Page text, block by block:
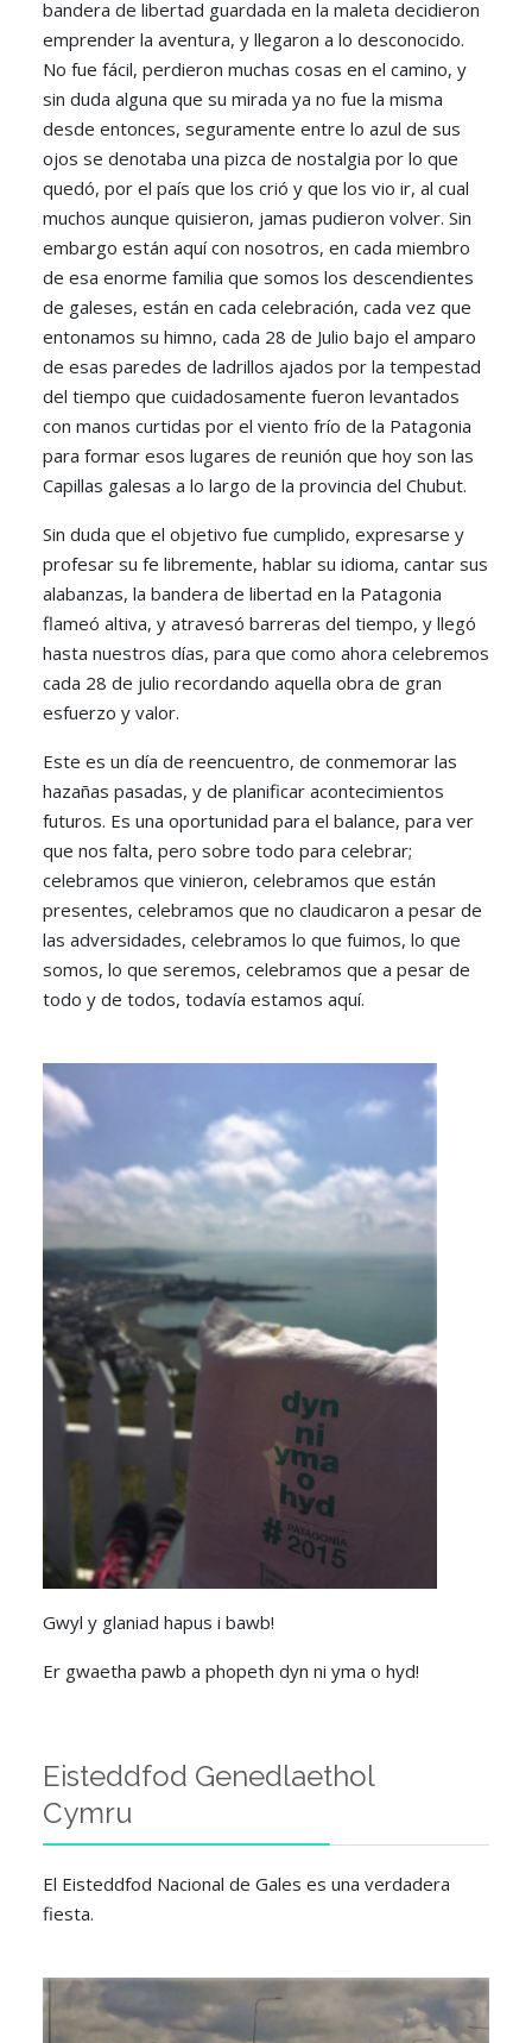
bandera de libertad guardada en la maleta decidieron
emprender la aventura, y llegaron a lo desconocido.
No fue fácil, perdieron muchas cosas en el camino, y
sin duda alguna que su mirada ya no fue la misma
desde entonces, seguramente entre lo azul de sus
ojos se denotaba una pizca de nostalgia por lo que
quedó, por el país que los crió y que los vio ir, al cual
muchos aunque quisieron, jamas pudieron volver. Sin
embargo están aquí con nosotros, en cada miembro
de esa enorme familia que somos los descendientes
de galeses, están en cada celebración, cada vez que
entonamos su himno, cada 28 de Julio bajo el amparo
de esas paredes de ladrillos ajados por la tempestad
del tiempo que cuidadosamente fueron levantados
con manos curtidas por el viento frío de la Patagonia
para formar esos lugares de reunión que hoy son las
Capillas galesas a lo largo de la provincia del Chubut.
Sin duda que el objetivo fue cumplido, expresarse y
profesar su fe libremente, hablar su idioma, cantar sus
alabanzas, la bandera de libertad en la Patagonia
flameó altiva, y atravesó barreras del tiempo, y llegó
hasta nuestros días, para que como ahora celebremos
cada 28 de julio recordando aquella obra de gran
esfuerzo y valor.
Este es un día de reencuentro, de conmemorar las
hazañas pasadas, y de planificar acontecimientos
futuros. Es una oportunidad para el balance, para ver
que nos falta, pero sobre todo para celebrar;
celebramos que vinieron, celebramos que están
presentes, celebramos que no claudicaron a pesar de
las adversidades, celebramos lo que fuimos, lo que
somos, lo que seremos, celebramos que a pesar de
todo y de todos, todavía estamos aquí.
Gwyl y glaniad hapus i bawb!
Er gwaetha pawb a phopeth dyn ni yma o hyd!
Eisteddfod Genedlaethol
Cymru
El Eisteddfod Nacional de Gales es una verdadera
fiesta.